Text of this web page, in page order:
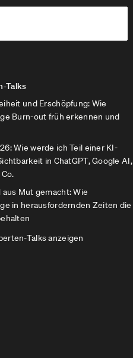
Talks
und Erschöpfung: Wie
Burn-out früh erkennen und
Wie werde ich Teil einer KI-
in ChatGPT, Google AI,
Mut gemacht: Wie
in herausfordernden Zeiten die
Talks anzeigen